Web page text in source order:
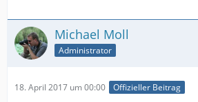
Michael Moll
Administrator
18. April 2017 um 00:00 Offizieller Beitrag